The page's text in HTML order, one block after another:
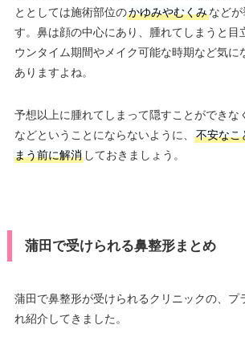
ととしては施術部位のかゆみやむくみなど
す。鼻は顔の中心にあり、腫れてしまうと目
ウンタイム期間やメイク可能な時期など気に
ありますよね。
予想以上に腫れてしまって隠すことができな
などということにならないように、
不安なこ
まう前に解消しておきましょう。
蒲田で受けられる鼻整形まとめ
蒲田で鼻整形が受けられるクリニックの、プ
れ紹介してきました。